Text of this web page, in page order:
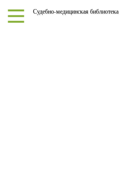
Судебно-медицинская библиотека